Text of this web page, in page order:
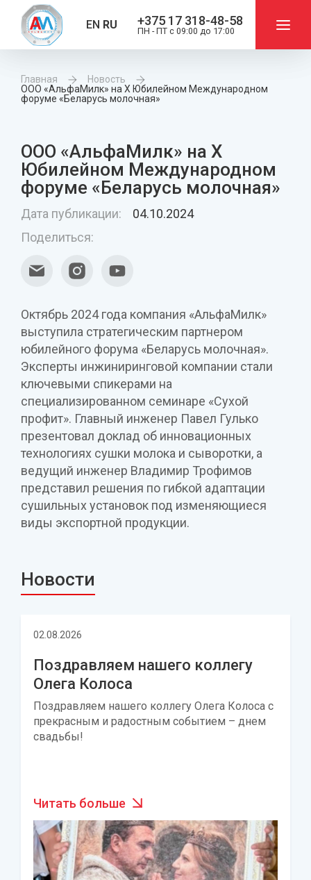
Оборудование
Новости
О нас
Проекты
EN RU +375 17 318-48-58
ПН - ПТ с 09:00 до 17:00
Главная
Новость
ООО «АльфаМилк» на X Юбилейном Международном
форуме «Беларусь молочная»
ООО «АльфаМилк» на X
Юбилейном Международном
форуме «Беларусь молочная»
Дата публикации:
04.10.2024
Поделиться:
Октябрь 2024 года компания «АльфаМилк»
выступила стратегическим партнером
юбилейного форума «Беларусь молочная».
Эксперты инжиниринговой компании стали
ключевыми спикерами на
специализированном семинаре «Сухой
профит». Главный инженер Павел Гулько
презентовал доклад об инновационных
технологиях сушки молока и сыворотки, а
ведущий инженер Владимир Трофимов
представил решения по гибкой адаптации
сушильных установок под изменяющиеся
виды экспортной продукции.
Новости
02.08.2026
Поздравляем нашего коллегу
Олега Колоса
Поздравляем нашего коллегу Олега Колоса с
прекрасным и радостным событием – днем
свадьбы!
Читать больше